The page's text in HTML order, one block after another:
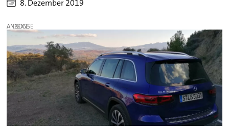
8. Dezember 2019
ANZEIGE